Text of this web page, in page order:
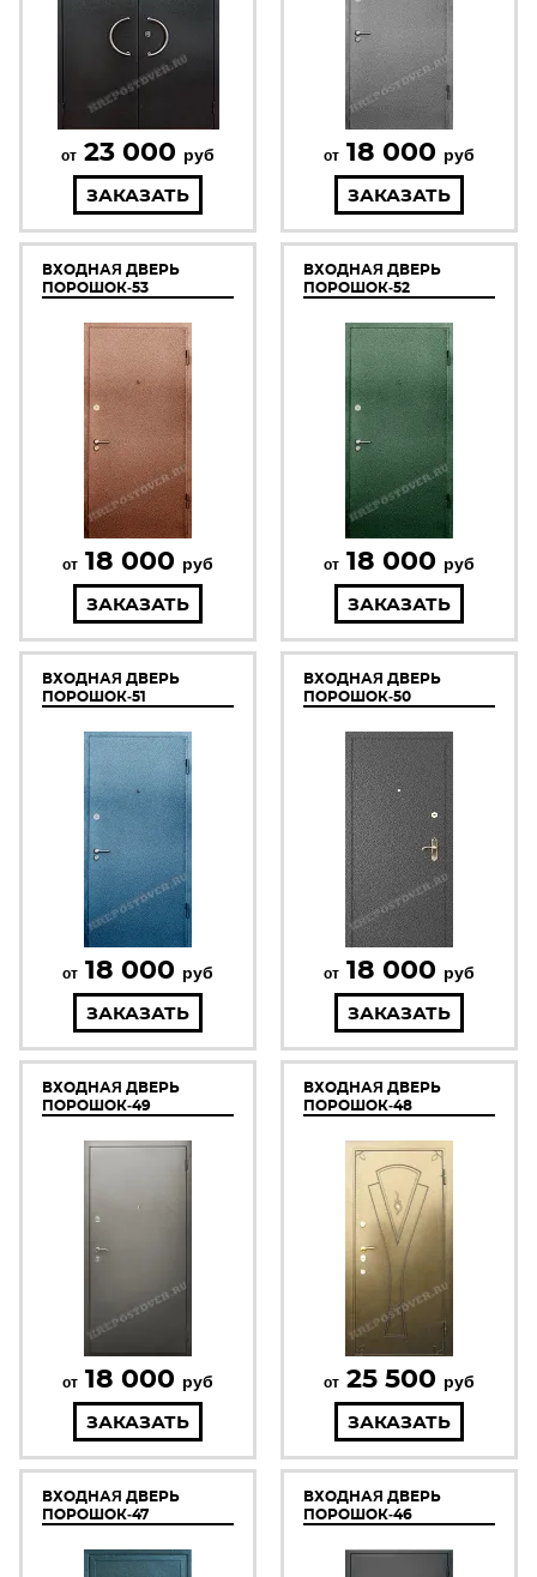
от 23 000 руб
ЗАКАЗАТЬ
от 18 000 руб
ЗАКАЗАТЬ
ВХОДНАЯ ДВЕРЬ
ПОРОШОК-53
от 18 000 руб
ЗАКАЗАТЬ
ВХОДНАЯ ДВЕРЬ
ПОРОШОК-52
от 18 000 руб
ЗАКАЗАТЬ
ВХОДНАЯ ДВЕРЬ
ПОРОШОК-51
от 18 000 руб
ЗАКАЗАТЬ
ВХОДНАЯ ДВЕРЬ
ПОРОШОК-50
от 18 000 руб
ЗАКАЗАТЬ
ВХОДНАЯ ДВЕРЬ
ПОРОШОК-49
от 18 000 руб
ЗАКАЗАТЬ
ВХОДНАЯ ДВЕРЬ
ПОРОШОК-48
от 25 500 руб
ЗАКАЗАТЬ
ВХОДНАЯ ДВЕРЬ
ПОРОШОК-47
ВХОДНАЯ ДВЕРЬ
ПОРОШОК-46